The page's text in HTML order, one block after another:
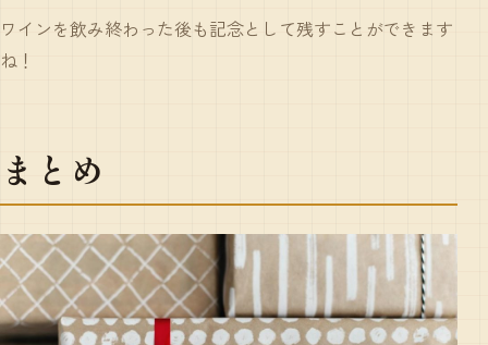
ワインを飲み終わった後も記念として残すことができます
ね！
まとめ